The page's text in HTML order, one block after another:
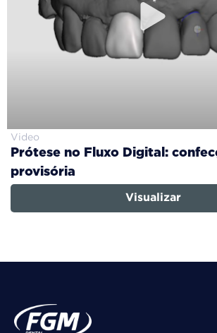
Video
Prótese no Fluxo Digital:
provisória
Visualizar